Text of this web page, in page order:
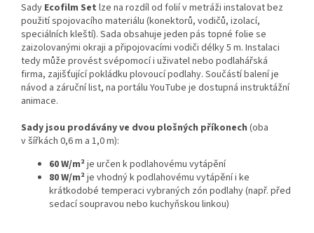
Sady Ecofilm Set lze na rozdíl od folií v metráži instalovat bez
použití spojovacího materiálu (konektorů, vodičů, izolací,
speciálních kleští). Sada obsahuje jeden pás topné folie se
zaizolovanými okraji a připojovacími vodiči délky 5 m. Instalaci
tedy může provést svépomocí i uživatel nebo podlahářská
firma, zajišťující pokládku plovoucí podlahy. Součástí balení je
návod a záruční list, na portálu YouTube je dostupná instruktážní
animace.
Sady jsou prodávány ve dvou plošných příkonech (oba
v šířkách 0,6 m a 1,0 m):
60 W/m²je určen k podlahovému vytápění
80 W/m²je vhodný k podlahovému vytápění i ke
krátkodobé temperaci vybraných zón podlahy (např. před
sedací soupravou nebo kuchyňskou linkou)